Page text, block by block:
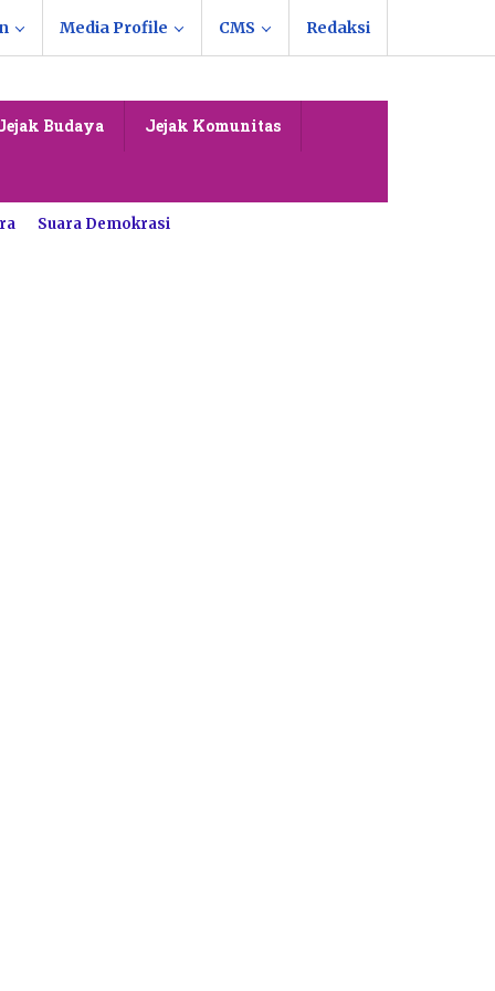
Media Profile CMS Redaksi
Budaya Jejak Komunitas
Suara Demokrasi